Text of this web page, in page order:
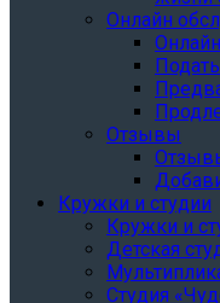
Онлайн
Отзывы
Кружки и студии
Кружки и
Детская
Студия